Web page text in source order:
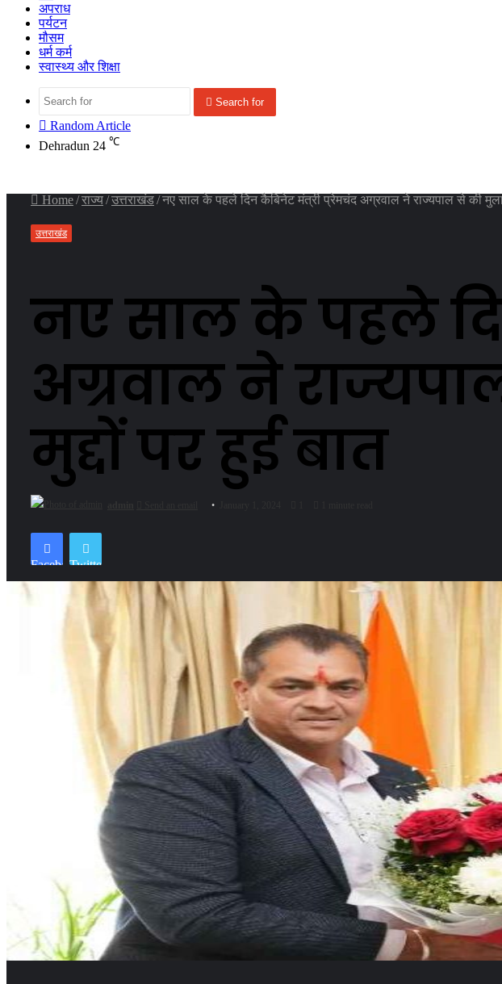
अपराध
पर्यटन
मौसम
धर्म कर्म
स्वास्थ्य और शिक्षा
Search for
Random Article
Dehradun 24 ℃
Home/राज्य/उत्तराखंड/नए साल के पहले दिन कैबिनेट मंत्री प्रेमचंद अग्रवाल ने राज्यपाल से की
उत्तराखंड
नए साल के पहले
अग्रवाल ने
मुद्दों पर हुई बात
FacebookTwitter